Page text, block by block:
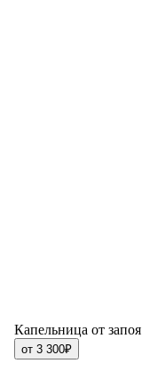
Капельница от запоя
от 3 300₽